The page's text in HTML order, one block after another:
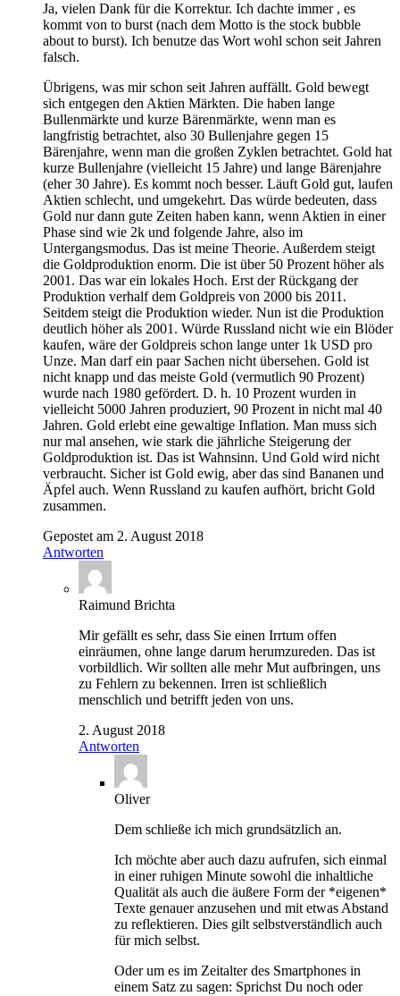
Ja, vielen Dank für die Korrektur. Ich dachte immer , es
kommt von to burst (nach dem Motto is the stock bubble
about to burst). Ich benutze das Wort wohl schon seit Jahren
falsch.
Übrigens, was mir schon seit Jahren auffällt. Gold bewegt
sich entgegen den Aktien Märkten. Die haben lange
Bullenmärkte und kurze Bärenmärkte, wenn man es
langfristig betrachtet, also 30 Bullenjahre gegen 15
Bärenjahre, wenn man die großen Zyklen betrachtet. Gold hat
kurze Bullenjahre (vielleicht 15 Jahre) und lange Bärenjahre
(eher 30 Jahre). Es kommt noch besser. Läuft Gold gut, laufen
Aktien schlecht, und umgekehrt. Das würde bedeuten, dass
Gold nur dann gute Zeiten haben kann, wenn Aktien in einer
Phase sind wie 2k und folgende Jahre, also im
Untergangsmodus. Das ist meine Theorie. Außerdem steigt
die Goldproduktion enorm. Die ist über 50 Prozent höher als
2001. Das war ein lokales Hoch. Erst der Rückgang der
Produktion verhalf dem Goldpreis von 2000 bis 2011.
Seitdem steigt die Produktion wieder. Nun ist die Produktion
deutlich höher als 2001. Würde Russland nicht wie ein Blöder
kaufen, wäre der Goldpreis schon lange unter 1k USD pro
Unze. Man darf ein paar Sachen nicht übersehen. Gold ist
nicht knapp und das meiste Gold (vermutlich 90 Prozent)
wurde nach 1980 gefördert. D. h. 10 Prozent wurden in
vielleicht 5000 Jahren produziert, 90 Prozent in nicht mal 40
Jahren. Gold erlebt eine gewaltige Inflation. Man muss sich
nur mal ansehen, wie stark die jährliche Steigerung der
Goldproduktion ist. Das ist Wahnsinn. Und Gold wird nicht
verbraucht. Sicher ist Gold ewig, aber das sind Bananen und
Äpfel auch. Wenn Russland zu kaufen aufhört, bricht Gold
zusammen.
Gepostet am 2. August 2018
Antworten
Raimund Brichta
Mir gefällt es sehr, dass Sie einen Irrtum offen
einräumen, ohne lange darum herumzureden. Das ist
vorbildlich. Wir sollten alle mehr Mut aufbringen, uns
zu Fehlern zu bekennen. Irren ist schließlich
menschlich und betrifft jeden von uns.
2. August 2018
Antworten
Oliver
Dem schließe ich mich grundsätzlich an.
Ich möchte aber auch dazu aufrufen, sich einmal
in einer ruhigen Minute sowohl die inhaltliche
Qualität als auch die äußere Form der *eigenen*
Texte genauer anzusehen und mit etwas Abstand
zu reflektieren. Dies gilt selbstverständlich auch
für mich selbst.
Oder um es im Zeitalter des Smartphones in
einem Satz zu sagen: Sprichst Du noch oder